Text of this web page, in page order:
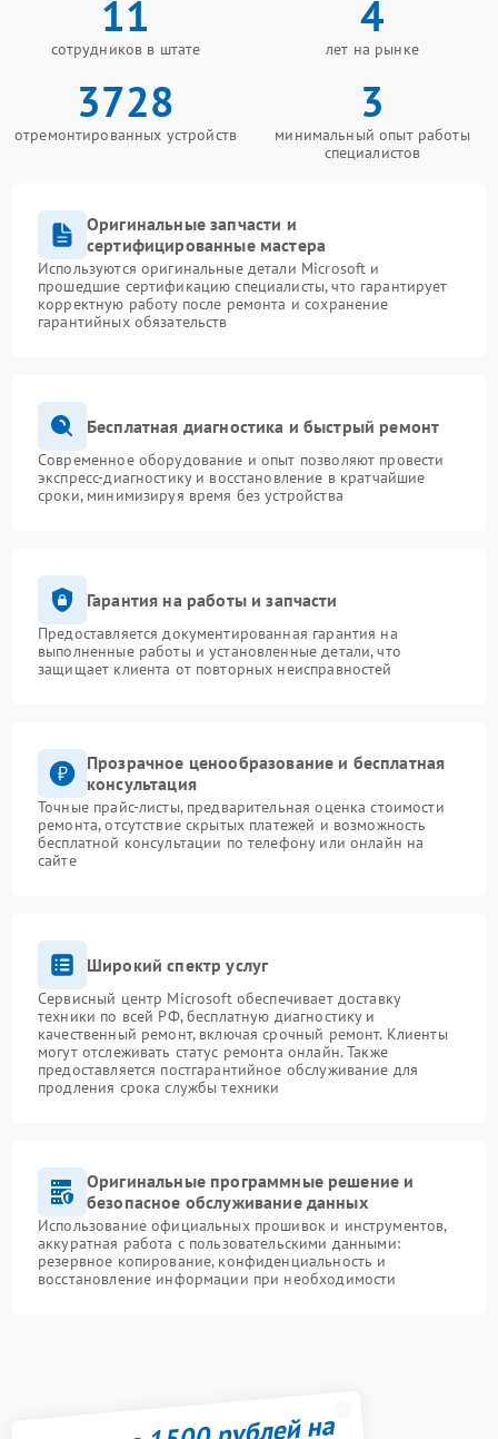
11
сотрудников в штате
4
лет на рынке
3728
отремонтированных устройств
3
минимальный опыт работы
специалистов
Оригинальные запчасти и
сертифицированные мастера
Используются оригинальные детали Microsoft и
прошедшие сертификацию специалисты, что гарантирует
корректную работу после ремонта и сохранение
гарантийных обязательств
Бесплатная диагностика и быстрый ремонт
Современное оборудование и опыт позволяют провести
экспресс-диагностику и восстановление в кратчайшие
сроки, минимизируя время без устройства
Гарантия на работы и запчасти
Предоставляется документированная гарантия на
выполненные работы и установленные детали, что
защищает клиента от повторных неисправностей
Прозрачное ценообразование и бесплатная
консультация
Точные прайс-листы, предварительная оценка стоимости
ремонта, отсутствие скрытых платежей и возможность
бесплатной консультации по телефону или онлайн на
сайте
Широкий спектр услуг
Сервисный центр Microsoft обеспечивает доставку
техники по всей РФ, бесплатную диагностику и
качественный ремонт, включая срочный ремонт. Клиенты
могут отслеживать статус ремонта онлайн. Также
предоставляется постгарантийное обслуживание для
продления срока службы техники
Оригинальные программные решение и
безопасное обслуживание данных
Использование официальных прошивок и инструментов,
аккуратная работа с пользовательскими данными:
резервное копирование, конфиденциальность и
восстановление информации при необходимости